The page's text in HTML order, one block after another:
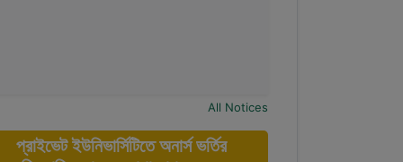
All Notices
প্রাইভেট ইউনিভার্সিটিতে অনার্স ভর্তির